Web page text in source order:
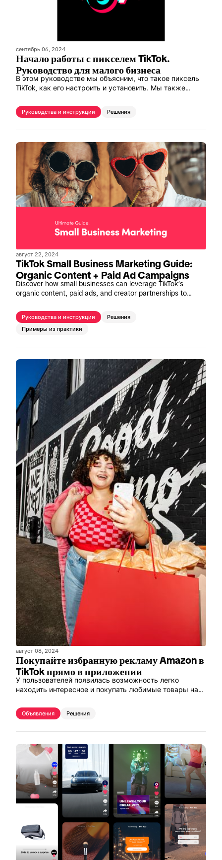
сентябрь 06, 2024
Начало работы с пикселем TikTok.
Руководство для малого бизнеса
В этом руководстве мы объясним, что такое пиксель
TikTok, как его настроить и установить. Мы также
TikTok и о том, как его использовать для измерения
конверсии в TikTok.
Руководства и инструкции Решения
август 22, 2024
TikTok Small Business Marketing Guide:
Organic Content + Paid Ad Campaigns
Discover how small businesses can leverage TikTok’s
organic content, paid ads, and creator partnerships to
Learn effective strategies from real-life success stories.
Руководства и инструкции
Решения
Примеры из практики
август 08, 2024
Покупайте избранную рекламу Amazon в
TikTok прямо в приложении
У пользователей появилась возможность легко
находить интересное и покупать любимые товары на
Объявления Решения